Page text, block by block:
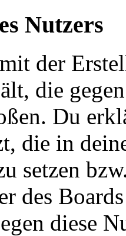
Nutzers
der
die
Du
die in
setzen
des
diese